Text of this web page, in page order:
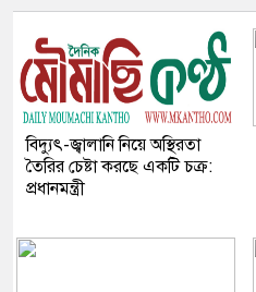
বিদ্যুৎ-জ্বালানি নিয়ে অস্থিরতা
তৈরির চেষ্টা করছে একটি চক্র:
প্রধানমন্ত্রী